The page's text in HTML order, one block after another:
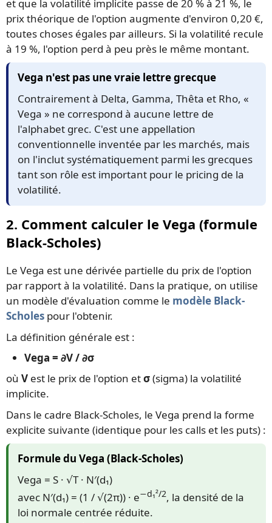
et que la volatilité implicite passe de 20 % à 21 %, le
prix théorique de l'option augmente d'environ 0,20 €,
toutes choses égales par ailleurs. Si la volatilité recule
à 19 %, l'option perd à peu près le même montant.
Vega n'est pas une vraie lettre grecque
Contrairement à Delta, Gamma, Thêta et Rho, «
Vega » ne correspond à aucune lettre de
l'alphabet grec. C'est une appellation
conventionnelle inventée par les marchés, mais
on l'inclut systématiquement parmi les grecques
tant son rôle est important pour le pricing de la
volatilité.
2. Comment calculer le Vega (formule
Black-Scholes)
Le Vega est une dérivée partielle du prix de l'option
par rapport à la volatilité. Dans la pratique, on utilise
un modèle d'évaluation comme le modèle Black-
Scholes pour l'obtenir.
La définition générale est :
Vega = ∂V / ∂σ
où V est le prix de l'option etσ(sigma) la volatilité
implicite.
Dans le cadre Black-Scholes, le Vega prend la forme
explicite suivante (identique pour les calls et les puts) :
Formule du Vega (Black-Scholes)
Vega = S · √T · N′(d₁)
avec N′(d₁) = (1 / √(2π)) · e−d₁²/2, la densité de la
loi normale centrée réduite.